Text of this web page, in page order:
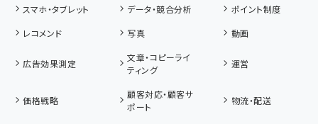
スマホ・タブレット
データ・競合分析
ポイント制度
レコメンド
写真 動画
広告効果測定
文章・コピーライ
ティング
運営
価格戦略
顧客対応・顧客サ
ポート
物流・配送